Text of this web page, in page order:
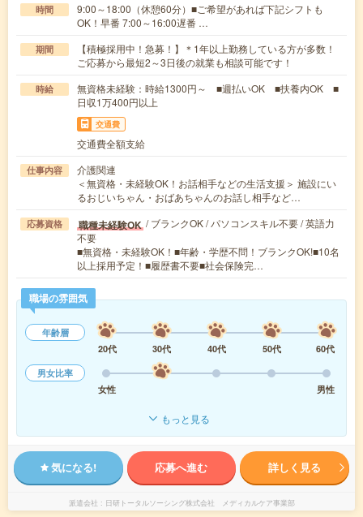
時間
9:00～18:00（休憩60分）■ご希望があれば下記シフトも
OK！早番 7:00～16:00遅番 …
期間
【積極採用中！急募！】＊1年以上勤務している方が多数！
ご応募から最短2～3日後の就業も相談可能です！
時給
無資格未経験：時給1300円～ ■週払いOK ■扶養内OK ■
日収1万400円以上
交通費
交通費全額支給
仕事内容
介護関連
＜無資格・未経験OK！お話相手などの生活支援＞ 施設にい
るおじいちゃん・おばあちゃんのお話し相手など…
応募資格 職種未経験OK / ブランクOK / パソコンスキル不要 / 英語力
不要
■無資格・未経験OK！■年齢・学歴不問！ブランクOK!■10名
以上採用予定！■履歴書不要■社会保険完…
職場の雰囲気
年齢層
20代
30代 40代 50代
60代
男女比率
女性
男性
もっと見る
気になる! 応募へ進む 詳しく見る
派遣会社 日研トータルソーシング株式会社 メディカルケア事業部